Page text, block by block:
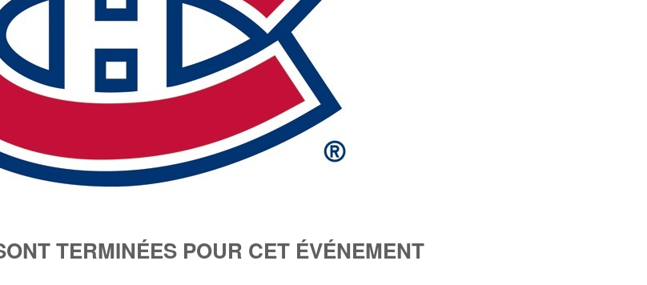
TERMINÉES POUR CET ÉVÉNEMENT